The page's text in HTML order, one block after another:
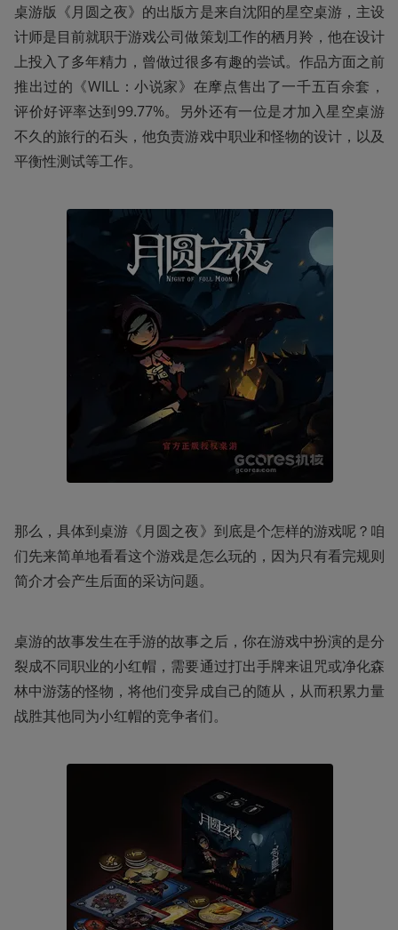
桌游版《月圆之夜》的出版方是来自沈阳的星空桌游，主设
计师是目前就职于游戏公司做策划工作的栖月羚，他在设计
上投入了多年精力，曾做过很多有趣的尝试。作品方面之前
推出过的《WILL：小说家》在摩点售出了一千五百余套，
评价好评率达到99.77%。另外还有一位是才加入星空桌游
不久的旅行的石头，他负责游戏中职业和怪物的设计，以及
平衡性测试等工作。
那么，具体到桌游《月圆之夜》到底是个怎样的游戏呢？咱
们先来简单地看看这个游戏是怎么玩的，因为只有看完规则
简介才会产生后面的采访问题。
桌游的故事发生在手游的故事之后，你在游戏中扮演的是分
裂成不同职业的小红帽，需要通过打出手牌来诅咒或净化森
林中游荡的怪物，将他们变异成自己的随从，从而积累力量
战胜其他同为小红帽的竞争者们。